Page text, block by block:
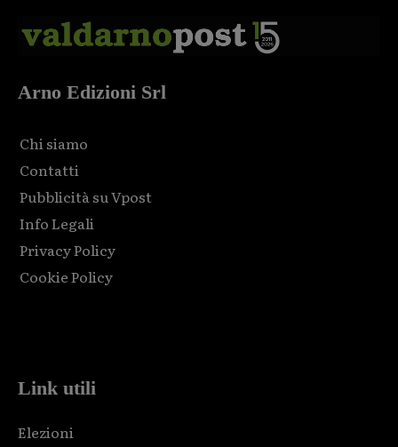
Arno Edizioni Srl
Chi siamo
Contatti
Pubblicità su Vpost
Info Legali
Privacy Policy
Cookie Policy
Link utili
Elezioni